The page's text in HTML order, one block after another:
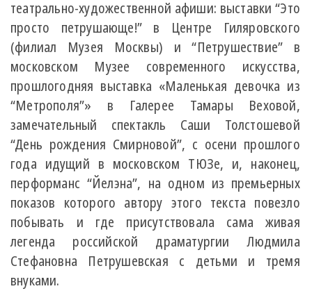
театрально-художественной афиши: выставки “Это
просто петрушающе!” в Центре Гиляровского
(филиал Музея Москвы) и “Петрушествие” в
московском Музее современного искусства,
прошлогодняя выставка «Маленькая девочка из
“Метрополя”» в Галерее Тамары Веховой,
замечательный спектакль Саши Толстошевой
“День рождения Смирновой”, с осени прошлого
года идущий в московском ТЮЗе, и, наконец,
перформанс “Йелэна”, на одном из премьерных
показов которого автору этого текста повезло
побывать и где присутствовала сама живая
легенда российской драматургии Людмила
Стефановна Петрушевская с детьми и тремя
внуками.